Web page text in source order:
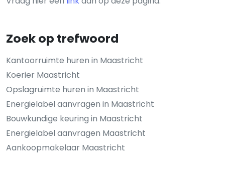
Zoek op trefwoord
Kantoorruimte huren in Maastricht
Koerier Maastricht
Opslagruimte huren in Maastricht
Energielabel aanvragen in Maastricht
Bouwkundige keuring in Maastricht
Energielabel aanvragen Maastricht
Aankoopmakelaar Maastricht